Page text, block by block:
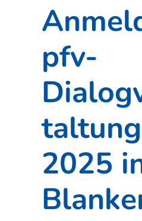
pfv-
2025